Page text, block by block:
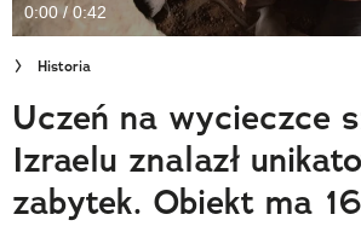
Cuda Polski
Wielki Konkurs Fotograficzny
Trendbook Podróżniczy
Polecane
0:00 / 0:42
Historia
Uczeń na wycieczce
Izraelu znalazł
zabytek. Obiekt ma